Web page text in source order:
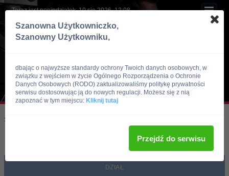
Teraz jest poniedziałek, 10 sie 2026, 12:08
Skocz do:
DZIAŁ
Szanowna Użytkowniczko,
Szanowny Użytkowniku,
dbając o najwyższe standardy ochrony Twoich danych osobowych, w
związku z wejściem w życie Ogólnego Rozporządzenia o Ochronie
Danych Osobowych (RODO) zaktualizowaliśmy politykę prywatności
serwisu dostosowując ją do nowych regulacji. Możesz się z nią
zapoznać w tym miejscu: Kliknij tutaj
Przejdź do serwisu